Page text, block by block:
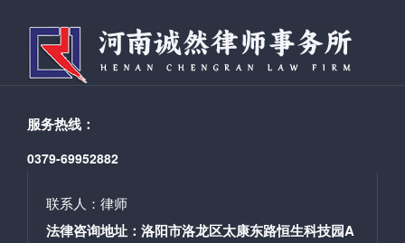
服务热线：
0379-69952882
联系人：律师
法律咨询地址：洛阳市洛龙区太康东路恒生科技园A